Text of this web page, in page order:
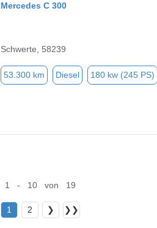
Mercedes C 300
Schwerte, 58239
53.300 km Diesel 180 kw (245 PS)
1 - 10 von 19
1 2 ❯ ❯❯